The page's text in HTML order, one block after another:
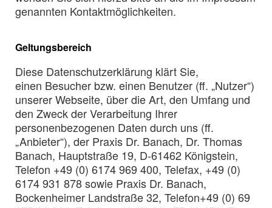
genannten Kontaktmöglichkeiten.
Geltungsbereich
Diese Datenschutzerklärung klärt Sie,
einen Besucher bzw. einen Benutzer (ff. „Nutzer“)
unserer Webseite, über die Art, den Umfang und
den Zweck der Verarbeitung Ihrer
personenbezogenen Daten durch uns (ff.
„Anbieter“), der Praxis Dr. Banach, Dr. Thomas
Banach, Hauptstraße 19, D-61462 Königstein,
Telefon +49 (0) 6174 969 400, Telefax, +49 (0)
6174 931 878 sowie Praxis Dr. Banach,
Bockenheimer Landstraße 32, Telefon+49 (0) 69